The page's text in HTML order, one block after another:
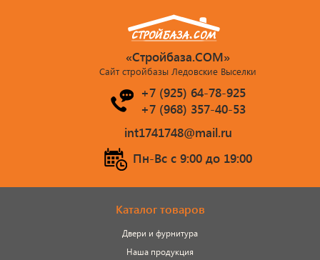
«Стройбаза.COM»
Сайт стройбазы Ледовские Выселки
+7 (925) 64-78-925
+7 (968) 357-40-53
int1741748@mail.ru
Пн-Вс c 9:00 до 19:00
Каталог товаров
Двери и фурнитура
Наша продукция